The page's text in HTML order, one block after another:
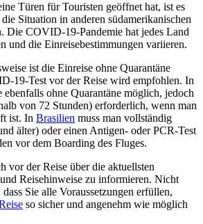
Türen für Touristen geöffnet hat, ist es
Situation in anderen südamerikanischen
Die COVID-19-Pandemie hat jedes Land
und die Einreisebestimmungen variieren.
ist die Einreise ohne Quarantäne
19-Test vor der Reise wird empfohlen. In
ebenfalls ohne Quarantäne möglich, jedoch
von 72 Stunden) erforderlich, wenn man
ist. In Brasilien muss man vollständig
älter) oder einen Antigen- oder PCR-Test
vor dem Boarding des Fluges.
vor der Reise über die aktuellsten
Reisehinweise zu informieren. Nicht
Sie alle Voraussetzungen erfüllen,
so sicher und angenehm wie möglich